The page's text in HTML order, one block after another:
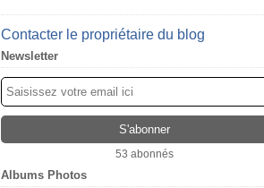
Contacter le propriétaire du blog
Newsletter
53 abonnés
Albums Photos